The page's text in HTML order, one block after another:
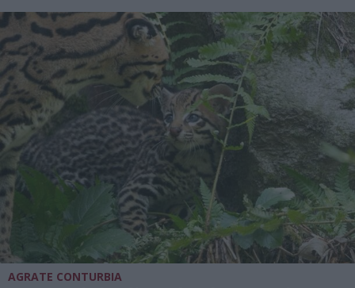
AGRATE CONTURBIA